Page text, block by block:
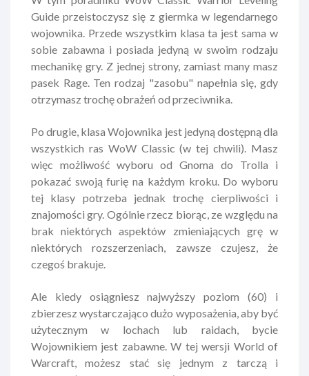
Guide przeistoczysz się z giermka w legendarnego
wojownika. Przede wszystkim klasa ta jest sama w
sobie zabawna i posiada jedyną w swoim rodzaju
mechanikę gry. Z jednej strony, zamiast many masz
pasek Rage. Ten rodzaj "zasobu" napełnia się, gdy
otrzymasz trochę obrażeń od przeciwnika.
Po drugie, klasa Wojownika jest jedyną dostępną dla
wszystkich ras WoW Classic (w tej chwili). Masz
więc możliwość wyboru od Gnoma do Trolla i
pokazać swoją furię na każdym kroku. Do wyboru
tej klasy potrzeba jednak trochę cierpliwości i
znajomości gry. Ogólnie rzecz biorąc, ze względu na
brak niektórych aspektów zmieniających grę w
niektórych rozszerzeniach, zawsze czujesz, że
czegoś brakuje.
Ale kiedy osiągniesz najwyższy poziom (60) i
zbierzesz wystarczająco dużo wyposażenia, aby być
użytecznym w lochach lub raidach, bycie
Wojownikiem jest zabawne. W tej wersji World of
Warcraft, możesz stać się jednym z tarczą i